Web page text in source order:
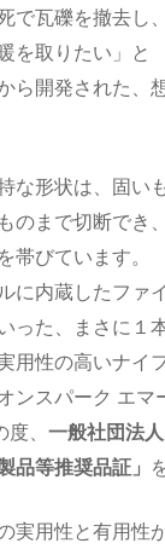
で瓦礫を撤去し
を取りたい」と
ら開発された、
な形状は、固い
のまで切断でき
帯びています。
に内蔵したファ
った、まさに１
用性の高いナイフ
ンスパーク エマ
、 一般社団法
品等推奨品証」
実用性と有用性